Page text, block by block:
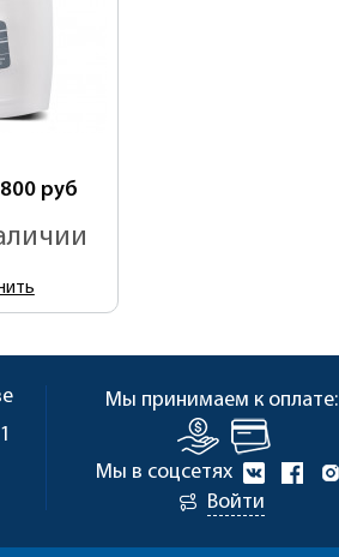
руб
Мы принимаем к оплате:
Мы в соцсетях
Войти